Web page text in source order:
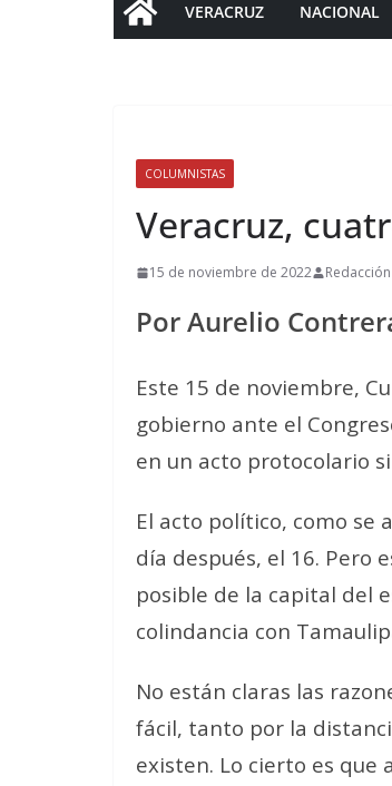
VERACRUZ NACIONAL
COLUMNISTAS
Veracruz,
15 de noviembre de 2022 Redacción
Por Aurelio
Este 15 de noviembre,
gobierno ante el
en un acto protocolario
El acto político, como se
día después, el 16. Pero
posible de la capital del
colindancia con
No están claras las
fácil, tanto por la
existen. Lo cierto es